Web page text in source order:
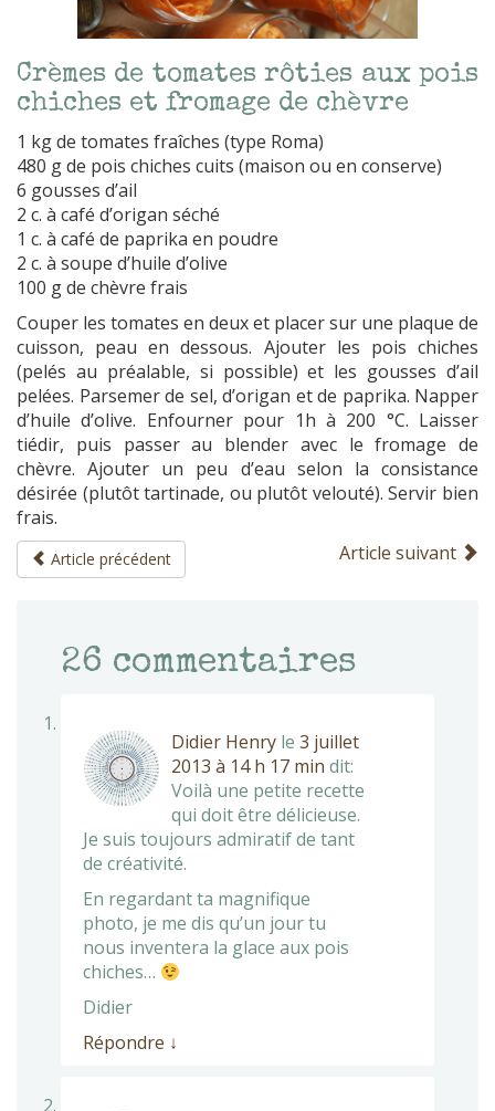
Crèmes de tomates rôties aux pois
chiches et fromage de chèvre
1 kg de tomates fraîches (type Roma)
480 g de pois chiches cuits (maison ou en conserve)
6 gousses d’ail
2 c. à café d’origan séché
1 c. à café de paprika en poudre
2 c. à soupe d’huile d’olive
100 g de chèvre frais
Couper les tomates en deux et placer sur une plaque de
cuisson, peau en dessous. Ajouter les pois chiches
(pelés au préalable, si possible) et les gousses d’ail
pelées. Parsemer de sel, d’origan et de paprika. Napper
d’huile d’olive. Enfourner pour 1h à 200 °C. Laisser
tiédir, puis passer au blender avec le fromage de
chèvre. Ajouter un peu d’eau selon la consistance
désirée (plutôt tartinade, ou plutôt velouté). Servir bien
frais.
Article précédent Article suivant
26 commentaires
Didier Henry le 3 juillet
2013 à 14 h 17 min dit:
Voilà une petite recette
qui doit être délicieuse.
Je suis toujours admiratif de tant
de créativité.
En regardant ta magnifique
photo, je me dis qu’un jour tu
nous inventera la glace aux pois
chiches…
Didier
Répondre ↓